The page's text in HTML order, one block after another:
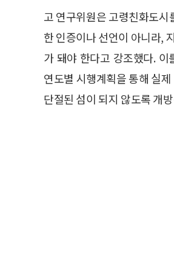
고 연구위원은 고령친화도시
한 인증이나 선언이 아니라,
가 돼야 한다고 강조했다.
연도별 시행계획을 통해 실
단절된 섬이 되지 않도록 개